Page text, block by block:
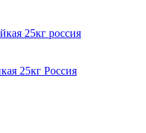
25кг Россия